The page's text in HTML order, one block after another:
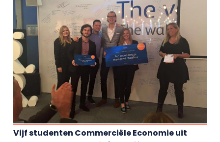
Vijf studenten Commerciële Economie uit